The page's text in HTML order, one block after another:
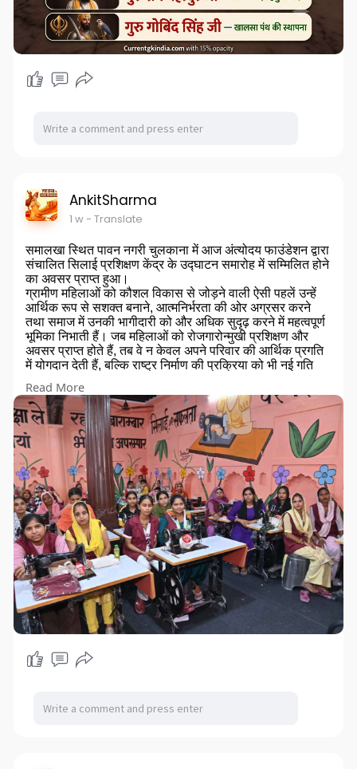
AnkitSharma
1 w- Translate
समालखा स्थित पावन नगरी चुलकाना में आज अंत्योदय फाउंडेशन द्वारा
संचालित सिलाई प्रशिक्षण केंद्र के उद्घाटन समारोह में सम्मिलित होने
का अवसर प्राप्त हुआ।
ग्रामीण महिलाओं को कौशल विकास से जोड़ने वाली ऐसी पहलें उन्हें
आर्थिक रूप से सशक्त बनाने, आत्मनिर्भरता की ओर अग्रसर करने
तथा समाज में उनकी भागीदारी को और अधिक सुदृढ़ करने में महत्वपूर्ण
भूमिका निभाती हैं। जब महिलाओं को रोजगारोन्मुखी प्रशिक्षण और
अवसर प्राप्त होते हैं, तब वे न केवल अपने परिवार की आर्थिक प्रगति
में योगदान देती हैं, बल्कि राष्ट्र निर्माण की प्रक्रिया को भी नई गति
इस जनहितकारी एवं प्रेरणादायी प्रयास के लिए अंत्योदय फाउंडेशन
को हार्दिक बधाई एवं शुभकामनाएँ। मुझे विश्वास है कि यह केंद्र अनेक
महिलाओं के जीवन में सकारात्मक परिवर्तन का माध्यम बनेगा।
Read More